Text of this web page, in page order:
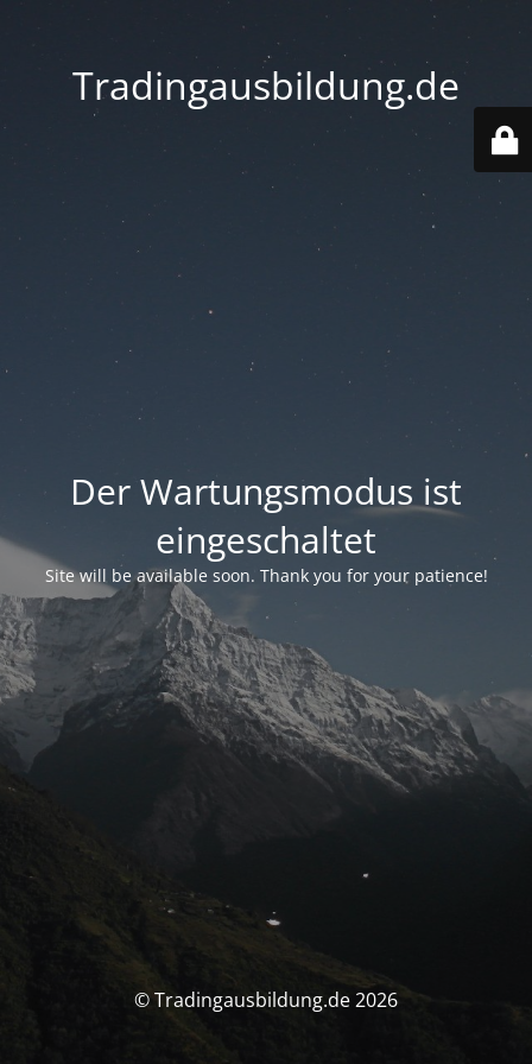
Tradingausbildung.de
Der Wartungsmodus ist
eingeschaltet
Site will be available soon. Thank you for your patience!
© Tradingausbildung.de 2026